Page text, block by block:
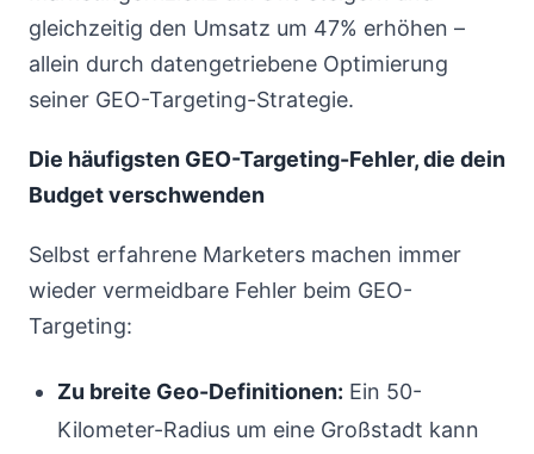
gleichzeitig den Umsatz um 47% erhöhen –
allein durch datengetriebene Optimierung
seiner GEO-Targeting-Strategie.
Die häufigsten GEO-Targeting-Fehler, die dein
Budget verschwenden
Selbst erfahrene Marketers machen immer
wieder vermeidbare Fehler beim GEO-
Targeting:
Zu breite Geo-Definitionen: Ein 50-
Kilometer-Radius um eine Großstadt kann